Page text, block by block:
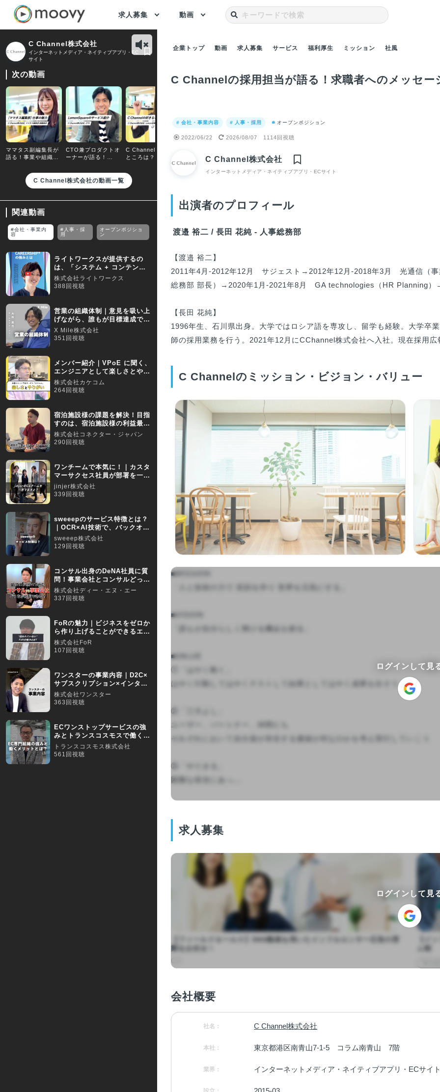
求人募集 動画
C Channel株式会社
インターネットメディア・ネイティブアプリ・EC
サイト
次の動画
ママタス副編集長が
語る！事業や組織の
CTO兼プロダクトオ
ーナーが語る！
ービス概要とは？
C Channelの好きな
ところは？
レクターが語る！仕
事のやりがいとは？
が語る！C Channel
の面白いところは？
醐味
C Channel株式会社の動画一覧
関連動画
#会社・事業内
容
#人事・採
用
オープンポジショ
ン
ライトワークスが提供するの
は、「システム + コンテンツ
+ サービス」です
株式会社ライトワークス
388回視聴
営業の組織体制｜意見を吸い上
げながら、誰もが目標達成でき
る組織作りを目指す
X Mile株式会社
351回視聴
メンバー紹介｜VPoE に聞く、
エンジニアとして楽しさとやり
がいとは？
株式会社カケコム
264回視聴
宿泊施設様の課題を解決！目指
すのは、宿泊施設様の利益最大
化／【採用動画】
株式会社コネクター・ジャパン
290回視聴
ワンチームで本気に！｜カスタ
マーサクセス社員が部署を一言
で表す！
jinjer株式会社
339回視聴
sweeepのサービス特徴とは？
｜OCR×AI技術で、バックオフ
ィスDXに挑む
sweeep株式会社
129回視聴
コンサル出身のDeNA社員に質
問！事業会社とコンサルどっち
が成長できる？
株式会社ディー・エヌ・エー
337回視聴
FoRの魅力｜ビジネスをゼロか
ら作り上げることができるエキ
サイティングな仕事！
株式会社FoR
107回視聴
ワンスターの事業内容｜D2C×
サブスクリプション×インター
ネット広告
株式会社ワンスター
363回視聴
ECワンストップサービスの強
みとトランスコスモスで働くメ
リットをご紹介します
トランスコスモス株式会社
561回視聴
企業トップ 動画 求人募集 サービス 福利厚生 ミッション 社風
C Channelの採用担当が語る！求職者へのメッセー
# 会社・事業内容 # 人事・採用 オープンポジション
2022/06/22 2026/08/07 1114回視聴
C Channel株式会社
インターネットメディア・ネイティブアプリ・ECサイト
出演者のプロフィール
渡邉 裕二 / 長田 花純 - 人事総務部
【渡邉 裕二】
2011年4月-2012年12月　サジェスト→2012年12月-2018年3月　光通信（
総務部 部長）→2020年1月-2021年8月　GA technologies（HR Planning
【長田 花純】
1996年生、石川県出身。大学ではロシア語を専攻し、留学も経験。大学卒
師の採用業務を行う。2021年12月にCChannel株式会社へ入社。現在採用
C Channelのミッション・ビジョン・バリュー
■MISSION
■VISION
■VALUE
①「はやく動く」
はやく行動してはやくテストして結果としてはやく成果を出そう
②「三方よし」
ユーザー、パートナー、仲間たち
それぞれにおいて自分達が存在する価値が何なのかを考え実行していこう
③「やりきる」
困難な状況にあっ...
ログインして見
求人募集
ログインして見
【フィールドセールス】SNS動画を用いたインフルエンサー広告の営
業をお任せ！
ム制
会社概要
社名： C Channel株式会社
本社： 東京都港区南青山7-1-5　コラム南青山　7階
業界： インターネットメディア・ネイティブアプリ・ECサイ